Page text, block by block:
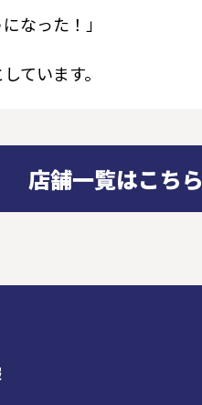
なった！」
ています。
店舗一覧はこちら